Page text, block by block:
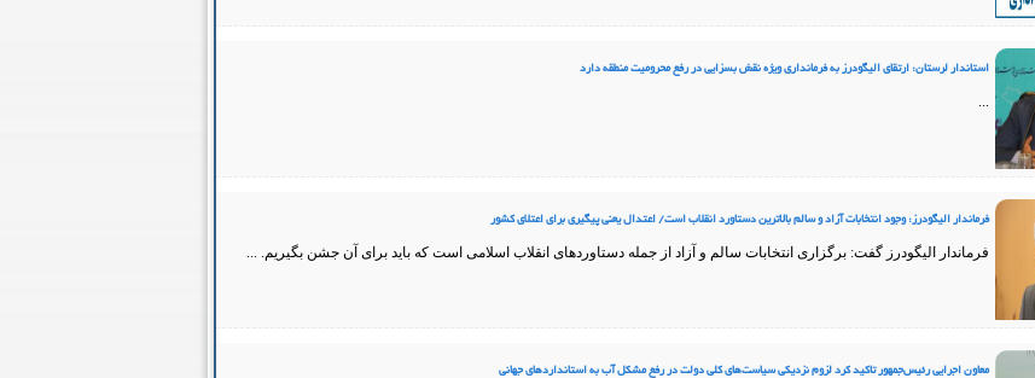
استاندار لرستان: ارتقای الیگودرز به فرمانداری ویژه نقش بسزایی در رفع محرومیت منطقه دارد
...
فرماندار الیگودرز: وجود انتخابات آزاد و سالم بالاترین دستاورد انقلاب است/ اعتدال یعنی پیگیری برای اعتلای کشور
فرماندار الیگودرز گفت: برگزاری انتخابات سالم و آزاد از جمله دستاوردهای انقلاب اسلامی است که باید برای آن جشن بگیریم. ...
معاون اجرایی رئیس‌جمهور تاکید کرد لزوم نزدیکی سیاست‌های کلی دولت در رفع مشکل آب به استانداردهای جهانی